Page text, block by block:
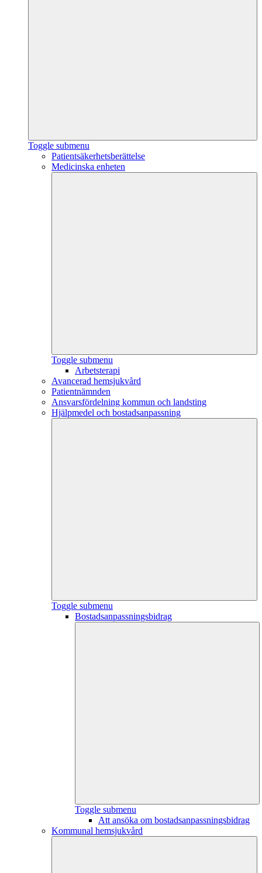
Toggle submenu
Patientsäkerhetsberättelse
Medicinska enheten
Toggle submenu
Arbetsterapi
Avancerad hemsjukvård
Patientnämnden
Ansvarsfördelning kommun och landsting
Hjälpmedel och bostadsanpassning
Toggle submenu
Bostadsanpassningsbidrag
Toggle submenu
Att ansöka om bostadsanpassningsbidrag
Kommunal hemsjukvård